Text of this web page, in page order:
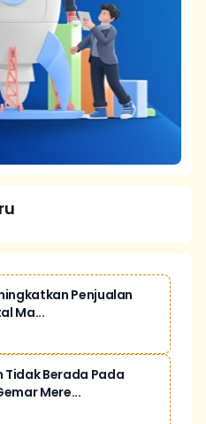
Penjualan
Ma...
Berada Pada
Mere...